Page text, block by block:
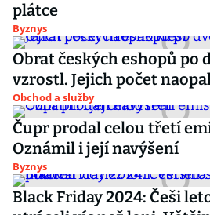
plátce
Byznys
Obrat českých eshopů po
vzrostl. Jejich počet
Obchod a služby
Čupr prodal celou třetí
Oznámil i její navýšení
Byznys
Black Friday 2024: Češi